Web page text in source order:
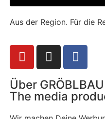
Aus der Region. Für die
Über
The media